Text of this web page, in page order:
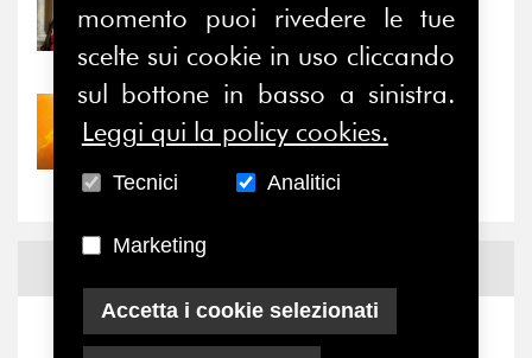
Prima della pausa estiva,
il valore di...
30/07/2026
Nove anni dopo la
“grande cecità”: la...
momento puoi rivedere le tue
scelte sui cookie in uso cliccando
sul bottone in basso a sinistra.
Leggi qui la policy cookies.
Tecnici Analitici
Marketing
Accetta i cookie selezionati